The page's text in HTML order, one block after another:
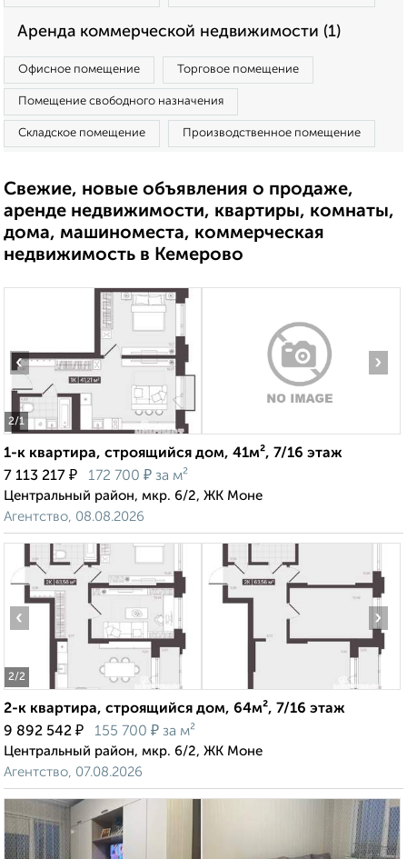
Аренда коммерческой недвижимости (1)
Офисное помещение Торговое помещение
Помещение свободного назначения
Складское помещение Производственное помещение
Свежие, новые объявления о продаже,
аренде недвижимости, квартиры, комнаты,
дома, машиноместа, коммерческая
недвижимость в Кемерово
2/1
‹ ›
1-к квартира, строящийся дом, 41м², 7/16 этаж
7 113 217 ₽ 172 700 ₽ за м²
Центральный район, мкр. 6/2, ЖК Моне
Агентство, 08.08.2026
2/2
‹ ›
2-к квартира, строящийся дом, 64м², 7/16 этаж
9 892 542 ₽ 155 700 ₽ за м²
Центральный район, мкр. 6/2, ЖК Моне
Агентство, 07.08.2026